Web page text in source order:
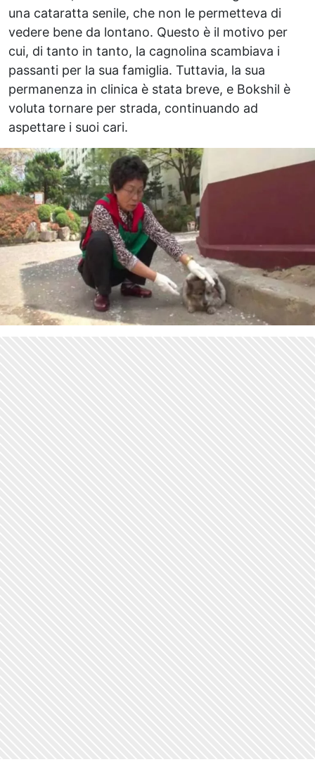
una cataratta senile, che non le permetteva di
vedere bene da lontano. Questo è il motivo per
cui, di tanto in tanto, la cagnolina scambiava i
passanti per la sua famiglia. Tuttavia, la sua
permanenza in clinica è stata breve, e Bokshil è
voluta tornare per strada, continuando ad
aspettare i suoi cari.